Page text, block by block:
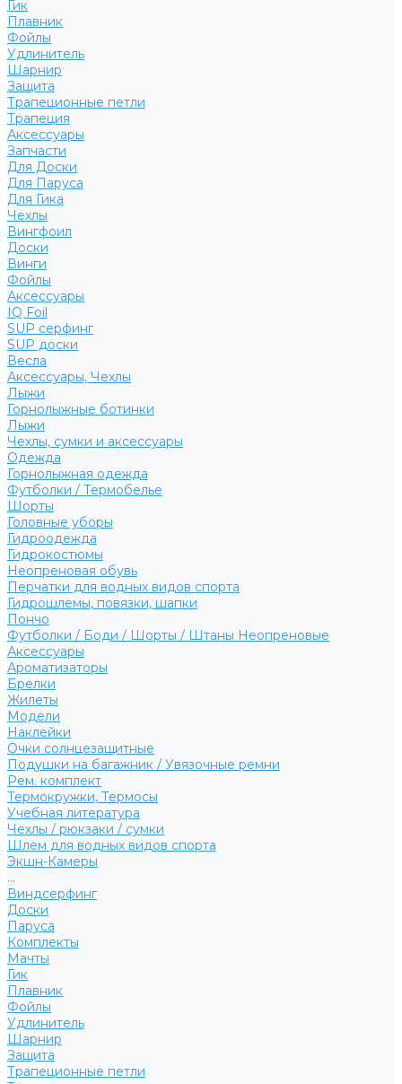
Гик
Плавник
Фойлы
Удлинитель
Шарнир
Защита
Трапеционные петли
Трапеция
Аксессуары
Запчасти
Для Доски
Для Паруса
Для Гика
Чехлы
Вингфоил
Доски
Винги
Фойлы
Аксессуары
IQ Foil
SUP серфинг
SUP доски
Весла
Аксессуары, Чехлы
Лыжи
Горнолыжные ботинки
Лыжи
Чехлы, сумки и аксессуары
Одежда
Горнолыжная одежда
Футболки / Термобелье
Шорты
Головные уборы
Гидроодежда
Гидрокостюмы
Неопреновая обувь
Перчатки для водных видов спорта
Гидрошлемы, повязки, шапки
Пончо
Футболки / Боди / Шорты / Штаны Неопреновые
Аксессуары
Ароматизаторы
Брелки
Жилеты
Модели
Наклейки
Очки солнцезащитные
Подушки на багажник / Увязочные ремни
Рем. комплект
Термокружки, Термосы
Учебная литература
Чехлы / рюкзаки / сумки
Шлем для водных видов спорта
Экшн-Камеры
...
Виндсерфинг
Доски
Паруса
Комплекты
Мачты
Гик
Плавник
Фойлы
Удлинитель
Шарнир
Защита
Трапеционные петли